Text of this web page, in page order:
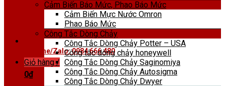
Hotline/Zalo: 0984 666 480
Giỏ hàng /
0₫
Cảm Biến Báo Mức, Phao Báo Mức
Cảm Biến Mực Nước Omron
Phao Báo Mức
Công Tắc Dòng Chảy
Công Tắc Dòng Chảy Potter – USA
Công tắc dòng chảy honeywell
Công Tắc Dòng Chảy Saginomiya
Công Tắc Dòng Chảy Autosigma
Công Tắc Dòng Chảy Dwyer